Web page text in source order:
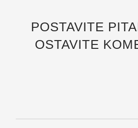
POSTAVITE
OSTAVITE